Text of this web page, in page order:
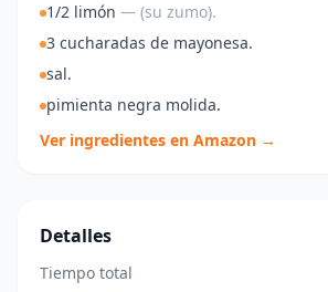
1/2 limón — (su zumo).
3 cucharadas de mayonesa.
sal.
pimienta negra molida.
Ver ingredientes en Amazon →
Detalles
Tiempo total